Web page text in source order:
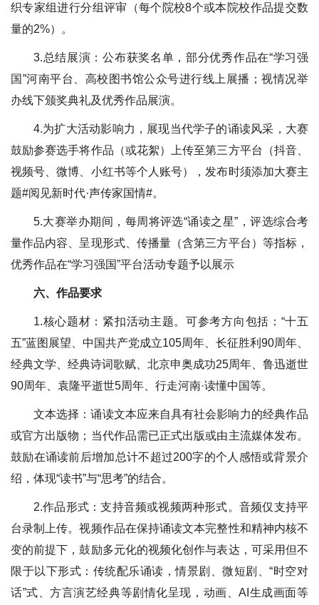
织专家组进行分组评审（每个院校8个或本院校作品提交数
量的2%）。
3.总结展演：公布获奖名单，部分优秀作品在“学习强
国”河南平台、高校图书馆公众号进行线上展播；视情况举
办线下颁奖典礼及优秀作品展演。
4.为扩大活动影响力，展现当代学子的诵读风采，大赛
鼓励参赛选手将作品（或花絮）上传至第三方平台（抖音、
视频号、微博、小红书等个人账号），发布时须添加大赛主
题#阅见新时代·声传家国情#。
5.大赛举办期间，每周将评选“诵读之星”，评选综合考
量作品内容、呈现形式、传播量（含第三方平台）等指标，
优秀作品在“学习强国”平台活动专题予以展示
六、作品要求
1.核心题材：紧扣活动主题。可参考方向包括：“十五
五”蓝图展望、中国共产党成立105周年、长征胜利90周年、
经典文学、经典诗词歌赋、北京申奥成功25周年、鲁迅逝世
90周年、袁隆平逝世5周年、行走河南·读懂中国等。
文本选择：诵读文本应来自具有社会影响力的经典作品
或官方出版物；当代作品需已正式出版或由主流媒体发布。
鼓励在诵读前后增加总计不超过200字的个人感悟或背景介
绍，体现“读书”与“思考”的结合。
2.作品形式：支持音频或视频两种形式。音频仅支持平
台录制上传。视频作品在保持诵读文本完整性和精神内核不
变的前提下，鼓励多元化的视频化创作与表达，可采用但不
限于以下形式：传统配乐诵读，情景剧、微短剧、“时空对
话”式、方言演艺经典等剧情化呈现，动画、AI生成画面等